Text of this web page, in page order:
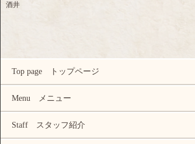
酒井
Top page トップページ
Menu メニュー
Staff スタッフ紹介